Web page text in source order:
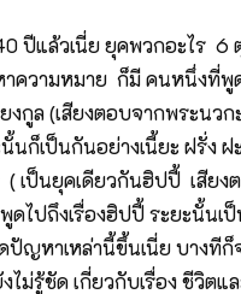
ปีแล้วเนี่ย ยุคพวกอะไร 6
าความหมาย ก็มี คนหนึ่งที่
กูล (เสียงตอบจากพระนว
นก็เป็นกันอย่างเนี้ยะ ฝรั่ง
( เป็นยุคเดียวกันฮิปปี้ เสียง
ไปถึงเรื่องฮิปปี้ ระยะนั้นเ
ปัญหาเหล่านี้ขึ้นเนี่ย บางทีก็
ม่รู้ชัด เกี่ยวกับเรื่อง ชีวิตแ